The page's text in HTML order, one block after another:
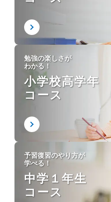
勉強の楽しさが
わかる！
小学校高学年
コース
予習復習のやり方が
学べる！
中学１年生
コース